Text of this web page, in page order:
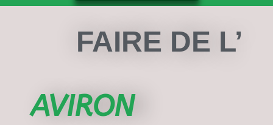
FAIRE DE L’
AVIRON